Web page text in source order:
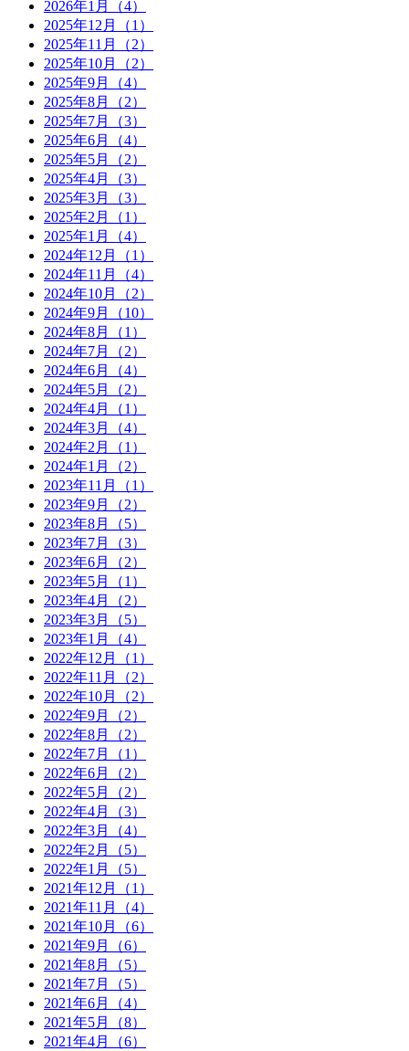
2026年1月（4）
2025年12月（1）
2025年11月（2）
2025年10月（2）
2025年9月（4）
2025年8月（2）
2025年7月（3）
2025年6月（4）
2025年5月（2）
2025年4月（3）
2025年3月（3）
2025年2月（1）
2025年1月（4）
2024年12月（1）
2024年11月（4）
2024年10月（2）
2024年9月（10）
2024年8月（1）
2024年7月（2）
2024年6月（4）
2024年5月（2）
2024年4月（1）
2024年3月（4）
2024年2月（1）
2024年1月（2）
2023年11月（1）
2023年9月（2）
2023年8月（5）
2023年7月（3）
2023年6月（2）
2023年5月（1）
2023年4月（2）
2023年3月（5）
2023年1月（4）
2022年12月（1）
2022年11月（2）
2022年10月（2）
2022年9月（2）
2022年8月（2）
2022年7月（1）
2022年6月（2）
2022年5月（2）
2022年4月（3）
2022年3月（4）
2022年2月（5）
2022年1月（5）
2021年12月（1）
2021年11月（4）
2021年10月（6）
2021年9月（6）
2021年8月（5）
2021年7月（5）
2021年6月（4）
2021年5月（8）
2021年4月（6）